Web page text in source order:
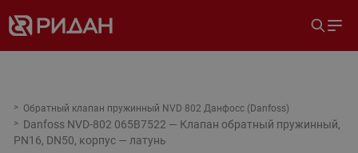
Обратный клапан пружинный NVD 802 Данфосс (Danfoss)
Danfoss NVD-802 065B7522 — Клапан обратный пружинный,
PN16, DN50, корпус — латунь